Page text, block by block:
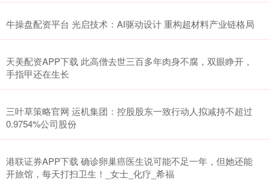
牛操盘配资平台 光启技术：AI驱动设计 重构超材料产业链格局
天美配资APP下载 此高僧去世三百多年肉身不腐，双眼睁开，
手指甲还在生长
三叶草策略官网 运机集团：控股股东一致行动人拟减持不超过
0.9754%公司股份
港联证券APP下载 确诊卵巢癌医生说可能不足一年，但她还能
开旅馆，每天打扫卫生！_女士_化疗_希福